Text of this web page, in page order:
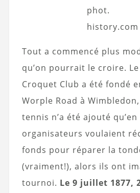
phot.
history.com
Tout a commencé plus
qu’on pourrait le croire.
Croquet Club a été fondé
Worple Road à
tennis n’a été ajouté qu’en
organisateurs voulaient
fonds pour réparer la
(vraiment!), alors ils ont
tournoi. Le 9 juillet 1877,